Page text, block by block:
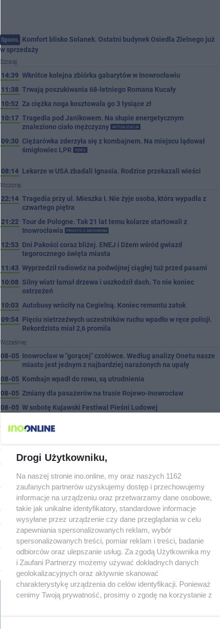
Spons. Komfort blisko Solanek. Ostatni budynek Osiedla Zielnego już
w sprzedaży
Dzisiaj
14:39 Wkrótce kolejna zbiórka gabarytów w Inowrocławiu
11:38 Trwają poszukiwania 68-letniego Romana Kucały
10:52 Za ciężka noga kosztowała go 3 tysiące zł
10:17 Tragedia pod Janikowem. Na słupie energetycznym
znaleziono ciało mężczyzny
AKTUALIZACJA
09:30 Ciężarówka zderzyła się z kombajnem. Na miejscu lądował
śmigłowiec LPR
VIDEO
08:14 Lekarze w USA zbadali Ignasia. Rodzice przekazali wieści
Wczoraj
22:14 Tragedia przy ul. Mieszka I. Nie żyje osoba, która wypadła z
czwartego piętra
21:22 Tour de Pologne. Tak 21 lat temu kolarze startowali z
Inowrocławia
PROSTO Z ARCHIWUM
12:53 Dni Pakości coraz bliżej. ENEJ i Dżem wśród gwiazd
tegorocznego święta miasta
11:43 Wyprzedził radiowóz na podwójnej ciągłej tuż przed pasami
10:08 Silny wiatr łamał drzewa i uszkodził dach. To nie koniec
ostrzeżeń
10:03 Autobusy wróciły na Cegielną. Koniec remontu zatok
09:54 Pięciu nietrzeźwych uczestników ruchu wpadło w ręce policji.
Rekordzista miał 2,6 promila
Wcześniej
08-05 Inowrocław w "gorącej" czołówce. Według analizy Onetu nasze
miasto jest jednym z najbardziej narażonych na upały
08-05 Kombajn wpadł do rowu, są utrudnienia
08-05 Zmiany dla pasażerów na trasie Rojewo-Inowrocław
08-05 W sobotę Kujawski Festiwal Pieśni Ludowej
strażaków
08-05 Hala się zmienia. Remont, nowe nagłośnienie, a przed
19 września pierwszy ligowy mecz Noteci. Znamy cały
terminarz
08-05
Po rezygnacji z tej inwestycji miasto wraca do tematu
08-04 Reklamy w centrum. Jego zdaniem Marcin Wroński jest w
błędzie [akt.]
08-04 Duże utrudnienia na Dworcowej. Dwa pasy blokowała
przyczepa od ciągnika Z OSTATNIEJ CHWILI
08-04 Upały, a potem burze. Groźna pogoda nad naszym regionem
08-04
Ruszyła modernizacja remizy OSP w Pakości
08-04 Kolizja na Rąbinie. Policja szuka kierowcy Golfa
Drogi Użytkowniku,
Na naszej stronie ino.online, my oraz naszych 1162
zaufanych partnerów uzyskujemy dostęp i przechowujemy
informacje na urządzeniu oraz przetwarzamy dane osobowe,
takie jak unikalne identyfikatory, standardowe informacje
wysyłane przez urządzenie czy dane przeglądania w celu
zapewniania spersonalizowanych reklam, wybór
spersonalizowanych treści, pomiar reklam i treści, badanie
odbiorców oraz ulepszanie usług. Za zgodą Użytkownika my
i Zaufani Partnerzy możemy używać dokładnych danych
geolokalizacyjnych oraz aktywnie skanować
charakterystykę urządzenia do celów identyfikacji. Ponieważ
cenimy Twoją prywatność, prosimy o zgodę na korzystanie z